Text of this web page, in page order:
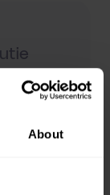
About
kanalen